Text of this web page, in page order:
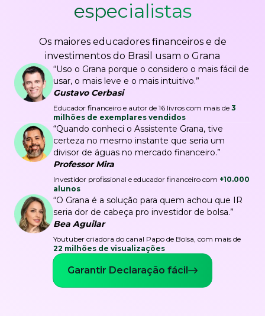
especialistas
Os maiores educadores financeiros e de
investimentos do Brasil usam o Grana
“Uso o Grana porque o considero o mais fácil de
usar, o mais leve e o mais intuitivo.”
Gustavo Cerbasi
Educador financeiro e autor de 16 livros com mais de 3
milhões de exemplares vendidos
“Quando conheci o Assistente Grana, tive
certeza no mesmo instante que seria um
divisor de águas no mercado financeiro.”
Professor Mira
Investidor profissional e educador financeiro com +10.000
alunos
“O Grana é a solução para quem achou que IR
seria dor de cabeça pro investidor de bolsa.”
Bea Aguilar
Youtuber criadora do canal Papo de Bolsa, com mais de
22 milhões de visualizações
Garantir Declaração fácil